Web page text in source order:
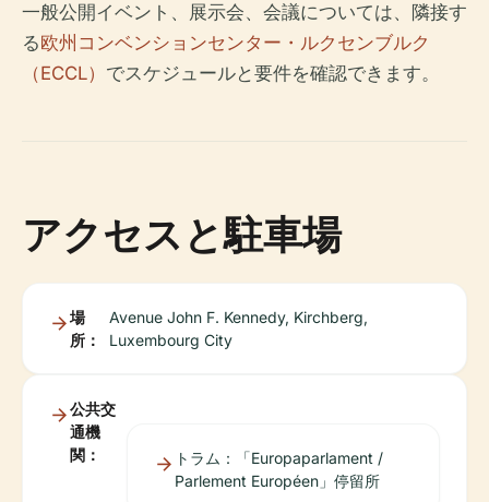
一般公開イベント、展示会、会議については、隣接す
る欧州コンベンションセンター・ルクセンブルク
（ECCL） でスケジュールと要件を確認できます。
アクセスと駐車場
場
所：
Avenue John F. Kennedy, Kirchberg,
Luxembourg City
公共交
通機
関：
トラム：「Europaparlament /
Parlement Européen」停留所